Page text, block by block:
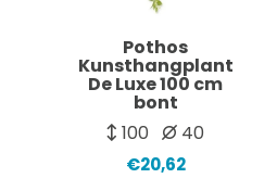
Pothos
Kunsthangplant
De Luxe 100 cm
bont
100
40
€20,62